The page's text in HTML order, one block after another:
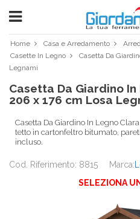
Home Casa e Arredamento
Casette In Legno
Casetta Da
Legnami
Casetta Da Giardino
206 x 176 cm Losa
Casetta Da Giardino In Legno
tetto in cartonfeltro bitumato,
incluso.
Cod. Riferimento: 8815 Marca:
SELEZIONA